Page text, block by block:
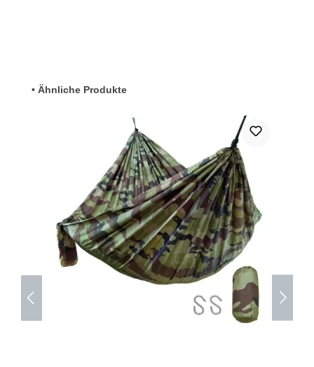
Produktgalerie überspringen
• Ähnliche Produkte